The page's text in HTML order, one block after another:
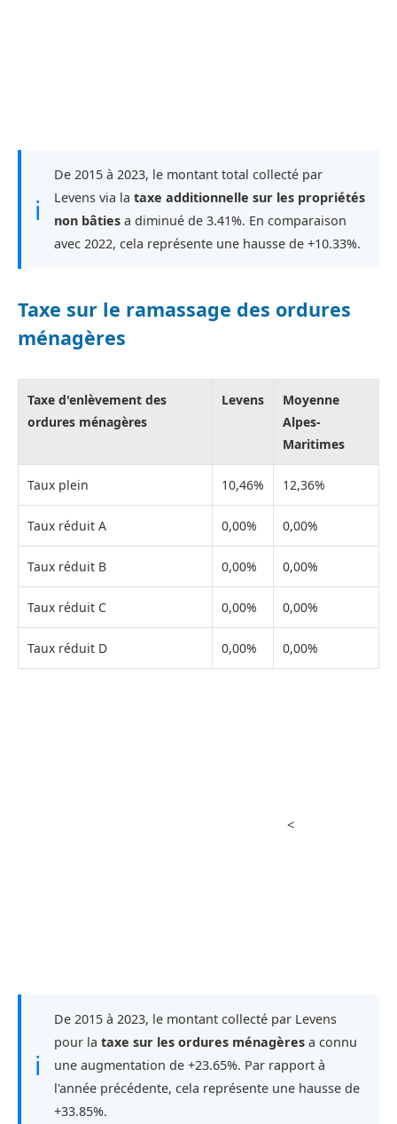
ℹ
De 2015 à 2023, le montant total collecté par
Levens via la taxe additionnelle sur les propriétés
non bâties a diminué de 3.41%. En comparaison
avec 2022, cela représente une hausse de +10.33%.
Taxe sur le ramassage des ordures
ménagères
Taxe d'enlèvement des
ordures ménagères
Levens
Moyenne
Alpes-
Maritimes
Taux plein 10,46% 12,36%
Taux réduit A 0,00% 0,00%
Taux réduit B 0,00% 0,00%
Taux réduit C 0,00% 0,00%
Taux réduit D 0,00% 0,00%
<
ℹ
De 2015 à 2023, le montant collecté par Levens
pour la taxe sur les ordures ménagères a connu
une augmentation de +23.65%. Par rapport à
l'année précédente, cela représente une hausse de
+33.85%.